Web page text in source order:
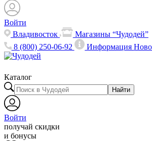
Войти
Владивосток
Магазины “Чудодей”
8 (800) 250-06-92
Информация
Каталог
Найти
Войти
получай скидки
и бонусы